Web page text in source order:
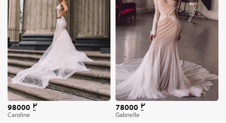
98000
Caroline
78000
Gabrielle